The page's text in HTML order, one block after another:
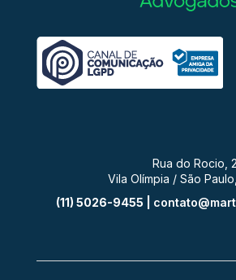
Rua do Rocio,
Vila Olímpia / São
(11) 5026-9455 |